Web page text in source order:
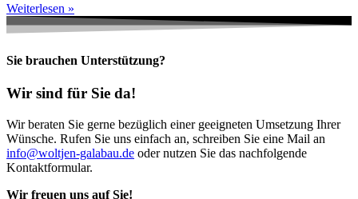
Weiterlesen »
Sie brauchen Unterstützung?
Wir sind für Sie da!
Wir beraten Sie gerne bezüglich einer geeigneten Umsetzung Ihrer
Wünsche. Rufen Sie uns einfach an, schreiben Sie eine Mail an
info@woltjen-galabau.de oder nutzen Sie das nachfolgende
Kontaktformular.
Wir freuen uns auf Sie!